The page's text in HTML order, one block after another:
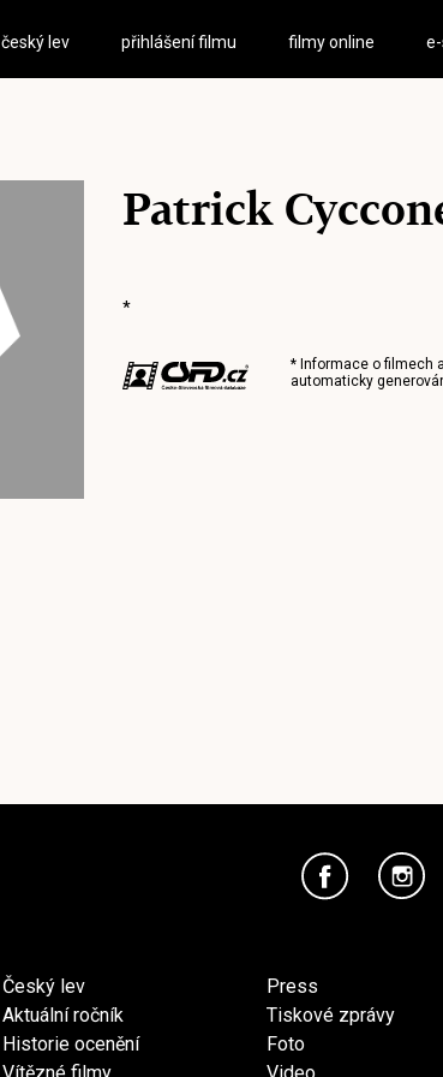
český lev přihlášení filmu filmy online
Patrick
*
* Informace o filmech
automaticky
Český lev
Aktuální ročník
Historie ocenění
Press
Tiskové zprávy
Foto